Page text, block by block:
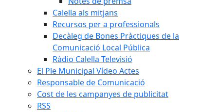
Calella als mitjans
Recursos per a professionals
Decàleg de Bones Pràctiques de la
Comunicació Local Pública
Ràdio Calella Televisió
El Ple Municipal Vídeo Actes
Responsable de Comunicació
Cost de les campanyes de publicitat
RSS